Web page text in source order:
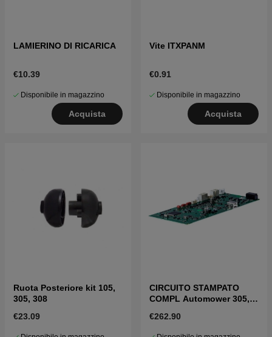
LAMIERINO DI RICARICA
€10.39
Disponibile in magazzino
Acquista
Vite ITXPANM
€0.91
Disponibile in magazzino
Acquista
Ruota Posteriore kit 105,
305, 308
€23.09
CIRCUITO STAMPATO
COMPL Automower 305,
€262.90